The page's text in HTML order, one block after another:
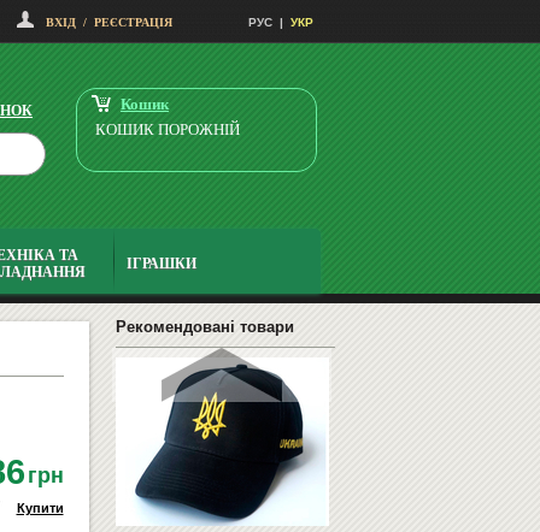
ВХІД / РЕЄСТРАЦІЯ РУС | УКР
Кошик
КОШИК ПОРОЖНІЙ
ТА
ІГРАШКИ
грн
Купити
Рекомендовані товари
ДИТЯЧІ ЛІЖЕЧКА
БЛИСКАВКА МАККУЇН
779грн Купити